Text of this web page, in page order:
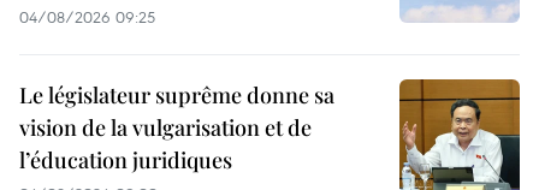
04/08/2026 09:25
Le législateur suprême donne sa
vision de la vulgarisation et de
l’éducation juridiques